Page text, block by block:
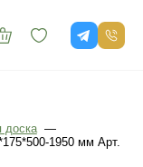
доска —
1950 мм Арт.